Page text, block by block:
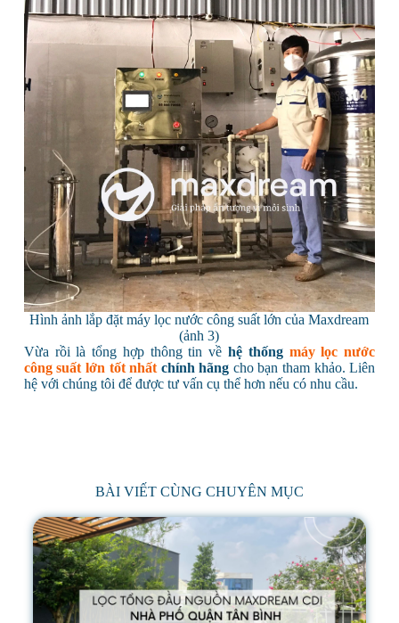
Hình ảnh lắp đặt máy lọc nước công suất lớn của Maxdream
(ảnh 3)
Vừa rồi là tổng hợp thông tin vềhệ thống máy lọc nước
công suất lớn tốt nhất chính hãng cho bạn tham khảo. Liên
hệ với chúng tôi để được tư vấn cụ thể hơn nếu có nhu cầu.
BÀI VIẾT CÙNG CHUYÊN MỤC